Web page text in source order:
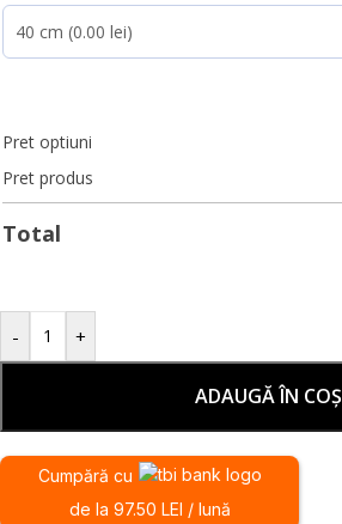
Pret optiuni
Pret produs
Total
- +
ADAUGĂ ÎN COȘ
Cumpără cu
de la 97.50 LEI / lună